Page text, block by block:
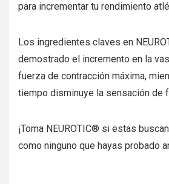
para incrementar tu rendimiento
Los ingredientes claves en
demostrado el incremento en la
fuerza de contracción máxima,
tiempo disminuye la sensación de
¡Toma NEUROTIC® si estas
como ninguno que hayas probado